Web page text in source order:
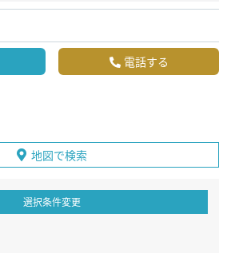
電話する
地図で検索
選択条件変更